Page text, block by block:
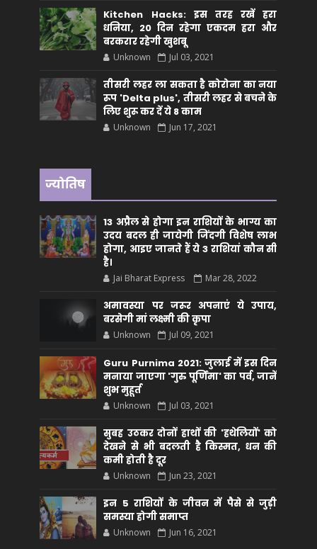
Kitchen Hacks: इस तरह रखें हरा
धनिया, 20 दिन रहेगा एकदम हरा और
बरकरार रहेगी खुशबू
Unknown Jul 03, 2021
तीसरी लहर ला सकता है कोरोना का नया
रूप 'Delta plus', तीसरी लहर से बचने के
लिए शुरू कर दें ये 8 काम
Unknown Jun 17, 2021
ज्योतिष
13 अप्रैल से होगा इन राशियों के भाग्य का
उदय बदल ही जायेगी जिंदगी विशेष लाभ
होगा, आइए जानते हैं ये 3 राशियां कौन सीं
है।
Jai Bharat Express Mar 28, 2022
अमावस्या पर जरूर अपनाएं ये उपाय,
बरसेगी मां लक्ष्मी की कृपा
Unknown Jul 09, 2021
Guru Purnima 2021: जुलाई में इस दिन
मनाया जाएगा 'गुरु पूर्णिमा' का पर्व, जानें
शुभ मुहूर्त
Unknown Jul 03, 2021
सुबह उठकर दोनों हाथों की 'हथेलियों' को
देखने से भी बदलती है किस्मत, धन की
कमी होती है दूर
Unknown Jun 23, 2021
इन 5 राशियों के जीवन में पैसे से जुड़ी
समस्या होगी समाप्त
Unknown Jun 16, 2021